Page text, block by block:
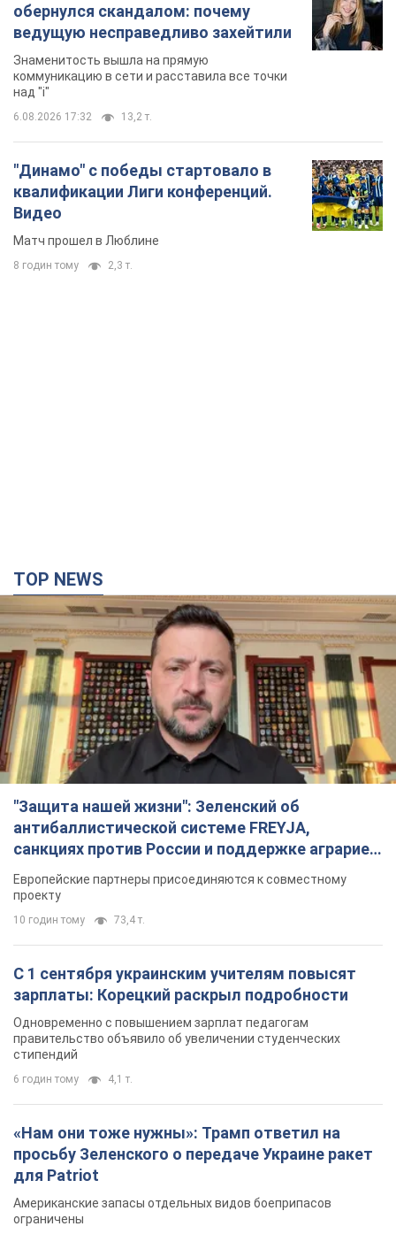
обернулся скандалом: почему
ведущую несправедливо захейтили
Знаменитость вышла на прямую
коммуникацию в сети и расставила все точки
над "i"
6.08.2026 17:32 13,2 т.
"Динамо" с победы стартовало в
квалификации Лиги конференций.
Видео
Матч прошел в Люблине
8 годин тому 2,3 т.
TOP NEWS
"Защита нашей жизни": Зеленский об
антибаллистической системе FREYJA,
санкциях против России и поддержке аграриев.
Видео
Европейские партнеры присоединяются к совместному
проекту
10 годин тому 73,4 т.
С 1 сентября украинским учителям повысят
зарплаты: Корецкий раскрыл подробности
Одновременно с повышением зарплат педагогам
правительство объявило об увеличении студенческих
стипендий
6 годин тому 4,1 т.
«Нам они тоже нужны»: Трамп ответил на
просьбу Зеленского о передаче Украине ракет
для Patriot
Американские запасы отдельных видов боеприпасов
ограничены